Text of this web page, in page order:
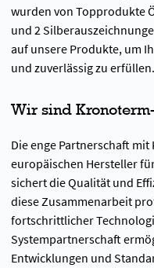
wurden von Topprodukte
und 2
auf unsere Produkte, um
und zuverlässig zu erfüllen.
Wir sind
Die enge Partnerschaft
europäischen Hersteller
sichert die Qualität und
diese Zusammenarbeit
fortschrittlicher
Systempartnerschaft
Entwicklungen und